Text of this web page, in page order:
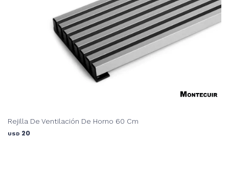
Rejilla De Ventilación De Horno 60 Cm
USD 20